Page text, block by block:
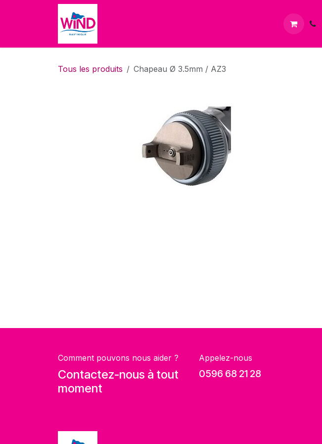
Se rendre au contenu
Contactez-nous
Tous les produits Chapeau Ø 3.5mm / AZ3
Comment pouvons nous aider ?
Contactez-nous à tout
moment
Appelez-nous
0596 68 21 28